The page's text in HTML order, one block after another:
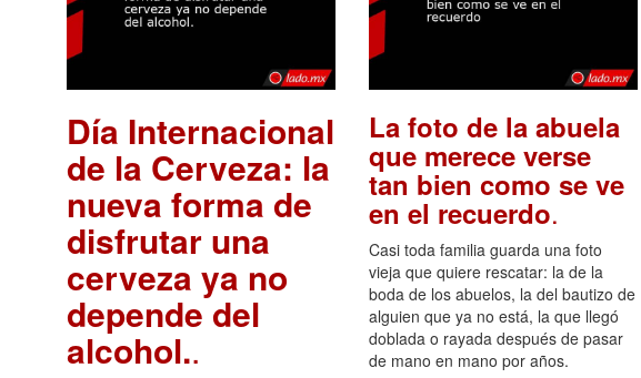
Día Internacional
de la Cerveza: la
nueva forma de
disfrutar una
cerveza ya no
depende del
alcohol..
La foto de la abuela
que merece verse
tan bien como se ve
en el recuerdo.
Casi toda familia guarda una foto
vieja que quiere rescatar: la de la
boda de los abuelos, la del bautizo de
alguien que ya no está, la que llegó
doblada o rayada después de pasar
de mano en mano por años.